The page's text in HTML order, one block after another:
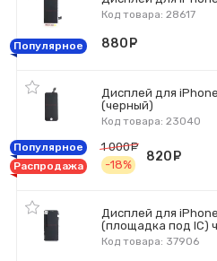
Код товара: 28617
Популярное 880
Дисплей для
(черный)
Код товара: 23040
Популярное
Распродажа
1 000
-18%
820
Дисплей для
(площадка под IC)
Код товара: 37906